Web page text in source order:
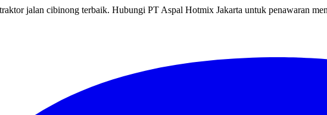
jalan cibinong terbaik. Hubungi PT Aspal Hotmix Jakarta untuk penawaran